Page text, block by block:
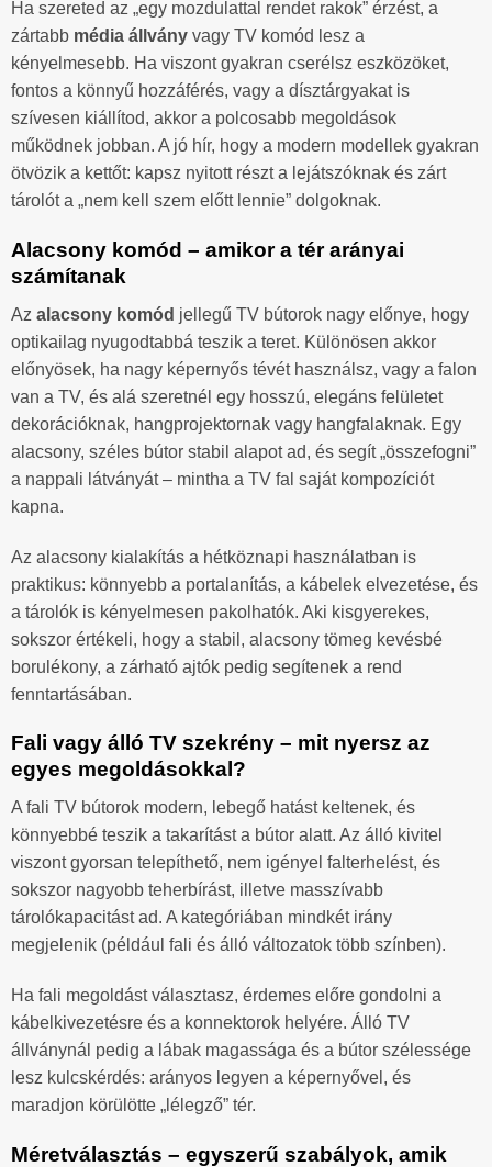
Ha szereted az „egy mozdulattal rendet rakok” érzést, a
zártabb média állvány vagy TV komód lesz a
kényelmesebb. Ha viszont gyakran cserélsz eszközöket,
fontos a könnyű hozzáférés, vagy a dísztárgyakat is
szívesen kiállítod, akkor a polcosabb megoldások
működnek jobban. A jó hír, hogy a modern modellek gyakran
ötvözik a kettőt: kapsz nyitott részt a lejátszóknak és zárt
tárolót a „nem kell szem előtt lennie” dolgoknak.
Alacsony komód – amikor a tér arányai
számítanak
Az alacsony komód jellegű TV bútorok nagy előnye, hogy
optikailag nyugodtabbá teszik a teret. Különösen akkor
előnyösek, ha nagy képernyős tévét használsz, vagy a falon
van a TV, és alá szeretnél egy hosszú, elegáns felületet
dekorációknak, hangprojektornak vagy hangfalaknak. Egy
alacsony, széles bútor stabil alapot ad, és segít „összefogni”
a nappali látványát – mintha a TV fal saját kompozíciót
kapna.
Az alacsony kialakítás a hétköznapi használatban is
praktikus: könnyebb a portalanítás, a kábelek elvezetése, és
a tárolók is kényelmesen pakolhatók. Aki kisgyerekes,
sokszor értékeli, hogy a stabil, alacsony tömeg kevésbé
borulékony, a zárható ajtók pedig segítenek a rend
fenntartásában.
Fali vagy álló TV szekrény – mit nyersz az
egyes megoldásokkal?
A fali TV bútorok modern, lebegő hatást keltenek, és
könnyebbé teszik a takarítást a bútor alatt. Az álló kivitel
viszont gyorsan telepíthető, nem igényel falterhelést, és
sokszor nagyobb teherbírást, illetve masszívabb
tárolókapacitást ad. A kategóriában mindkét irány
megjelenik (például fali és álló változatok több színben).
Ha fali megoldást választasz, érdemes előre gondolni a
kábelkivezetésre és a konnektorok helyére. Álló TV
állványnál pedig a lábak magassága és a bútor szélessége
lesz kulcskérdés: arányos legyen a képernyővel, és
maradjon körülötte „lélegző” tér.
Méretválasztás – egyszerű szabályok, amik